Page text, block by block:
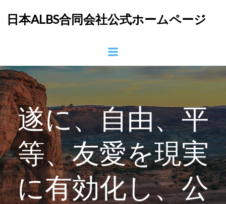
ン
ツ
へ
ス
プ
日本ALBS合同会社公式ホームページ
遂に、自由、平
等、友愛を現実
に有効化し、公